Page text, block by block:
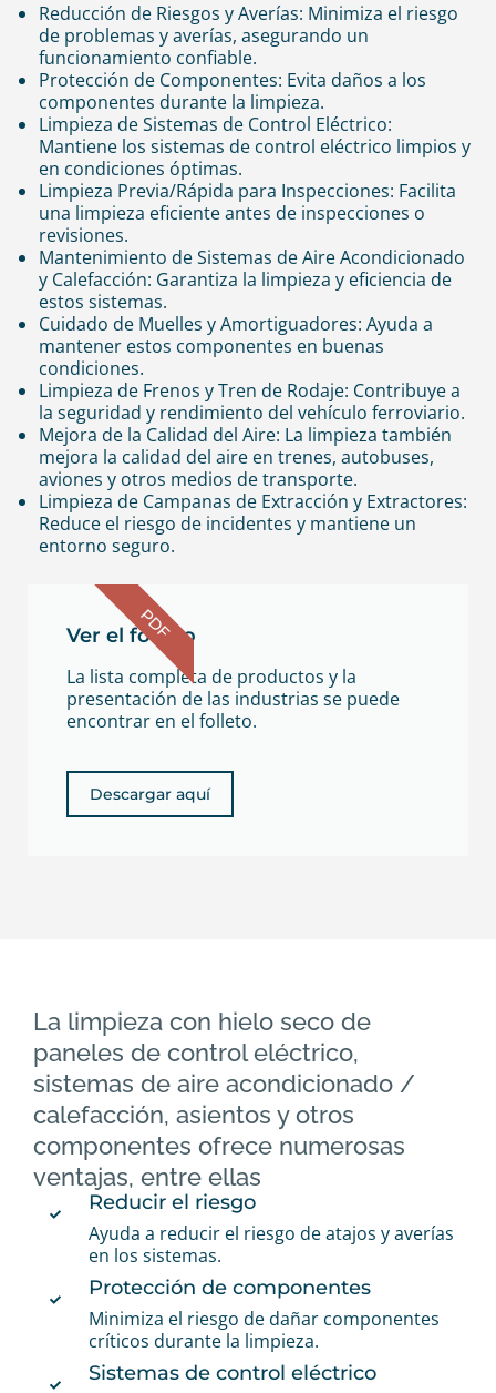
Reducción de Riesgos y Averías: Minimiza el riesgo
de problemas y averías, asegurando un
funcionamiento confiable.
Protección de Componentes: Evita daños a los
componentes durante la limpieza.
Limpieza de Sistemas de Control Eléctrico:
Mantiene los sistemas de control eléctrico limpios y
en condiciones óptimas.
Limpieza Previa/Rápida para Inspecciones: Facilita
una limpieza eficiente antes de inspecciones o
revisiones.
Mantenimiento de Sistemas de Aire Acondicionado
y Calefacción: Garantiza la limpieza y eficiencia de
estos sistemas.
Cuidado de Muelles y Amortiguadores: Ayuda a
mantener estos componentes en buenas
condiciones.
Limpieza de Frenos y Tren de Rodaje: Contribuye a
la seguridad y rendimiento del vehículo ferroviario.
Mejora de la Calidad del Aire: La limpieza también
mejora la calidad del aire en trenes, autobuses,
aviones y otros medios de transporte.
Limpieza de Campanas de Extracción y Extractores:
Reduce el riesgo de incidentes y mantiene un
entorno seguro.
Ver el folleto
La lista completa de productos y la
presentación de las industrias se puede
encontrar en el folleto.
Descargar aquí
PDF
La limpieza con hielo seco de
paneles de control eléctrico,
sistemas de aire acondicionado /
calefacción, asientos y otros
componentes ofrece numerosas
ventajas, entre ellas
Reducir el riesgo
Ayuda a reducir el riesgo de atajos y averías
en los sistemas.
Protección de componentes
Minimiza el riesgo de dañar componentes
críticos durante la limpieza.
Sistemas de control eléctrico